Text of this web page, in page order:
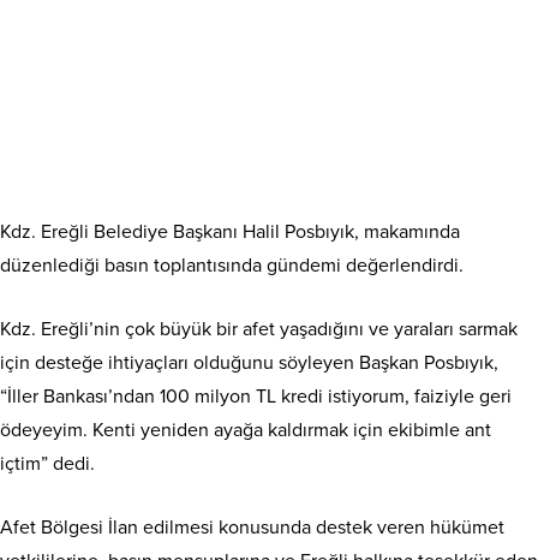
Kdz. Ereğli Belediye Başkanı Halil Posbıyık, makamında
düzenlediği basın toplantısında gündemi değerlendirdi.
Kdz. Ereğli’nin çok büyük bir afet yaşadığını ve yaraları sarmak
için desteğe ihtiyaçları olduğunu söyleyen Başkan Posbıyık,
“İller Bankası’ndan 100 milyon TL kredi istiyorum, faiziyle geri
ödeyeyim. Kenti yeniden ayağa kaldırmak için ekibimle ant
içtim” dedi.
Afet Bölgesi İlan edilmesi konusunda destek veren hükümet